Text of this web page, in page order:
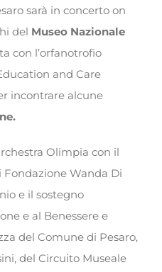
sarà in concerto on
del Museo Nazionale
con l’orfanotrofio
and Care
incontrare alcune
Olimpia con il
Wanda Di
e il sostegno
e al Benessere e
del Comune di Pesaro,
del Circuito Museale